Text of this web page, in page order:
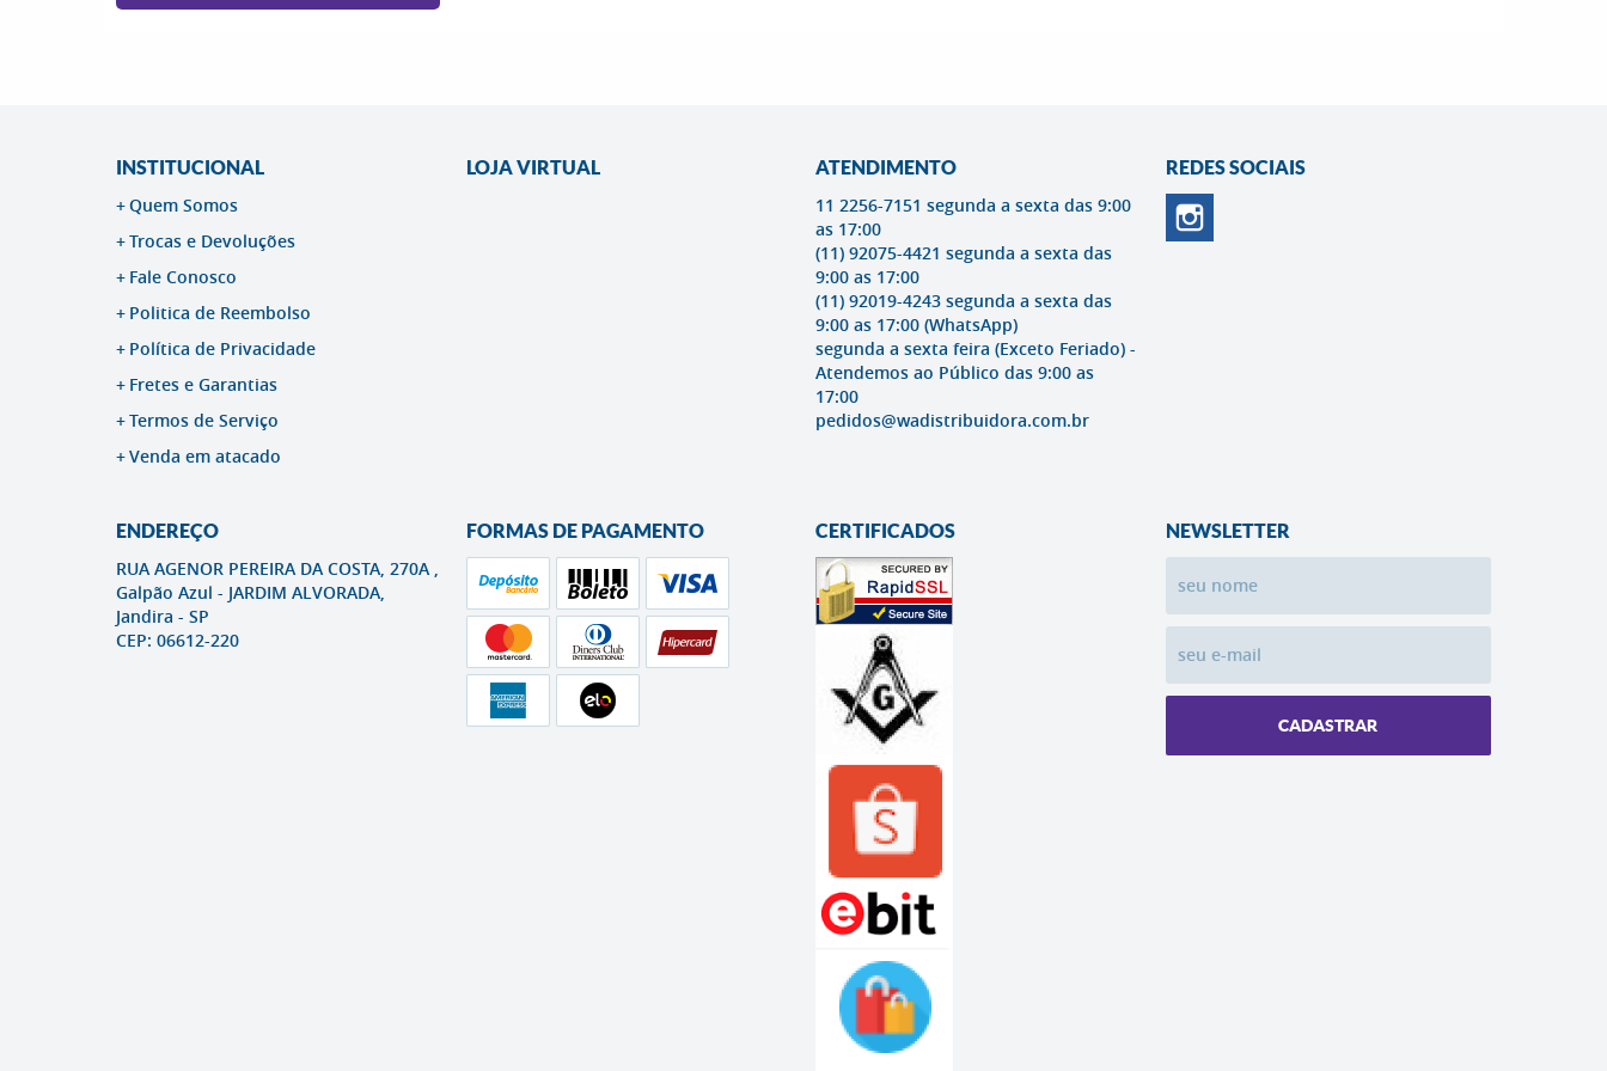
INSTITUCIONAL
Quem Somos
Trocas e Devoluções
Fale Conosco
Politica de Reembolso
Política de Privacidade
Fretes e Garantias
Termos de Serviço
Venda em atacado
LOJA VIRTUAL ATENDIMENTO
11 2256-7151 segunda a sexta das 9:00
as 17:00
(11) 92075-4421 segunda a sexta das
9:00 as 17:00
(11) 92019-4243 segunda a sexta das
9:00 as 17:00 (WhatsApp)
segunda a sexta feira (Exceto Feriado) -
Atendemos ao Público das 9:00 as
17:00
pedidos@wadistribuidora.com.br
REDES SOCIAIS
ENDEREÇO
RUA AGENOR PEREIRA DA COSTA, 270A ,
Galpão Azul - JARDIM ALVORADA,
Jandira - SP
CEP: 06612-220
FORMAS DE PAGAMENTO CERTIFICADOS NEWSLETTER
CADASTRAR